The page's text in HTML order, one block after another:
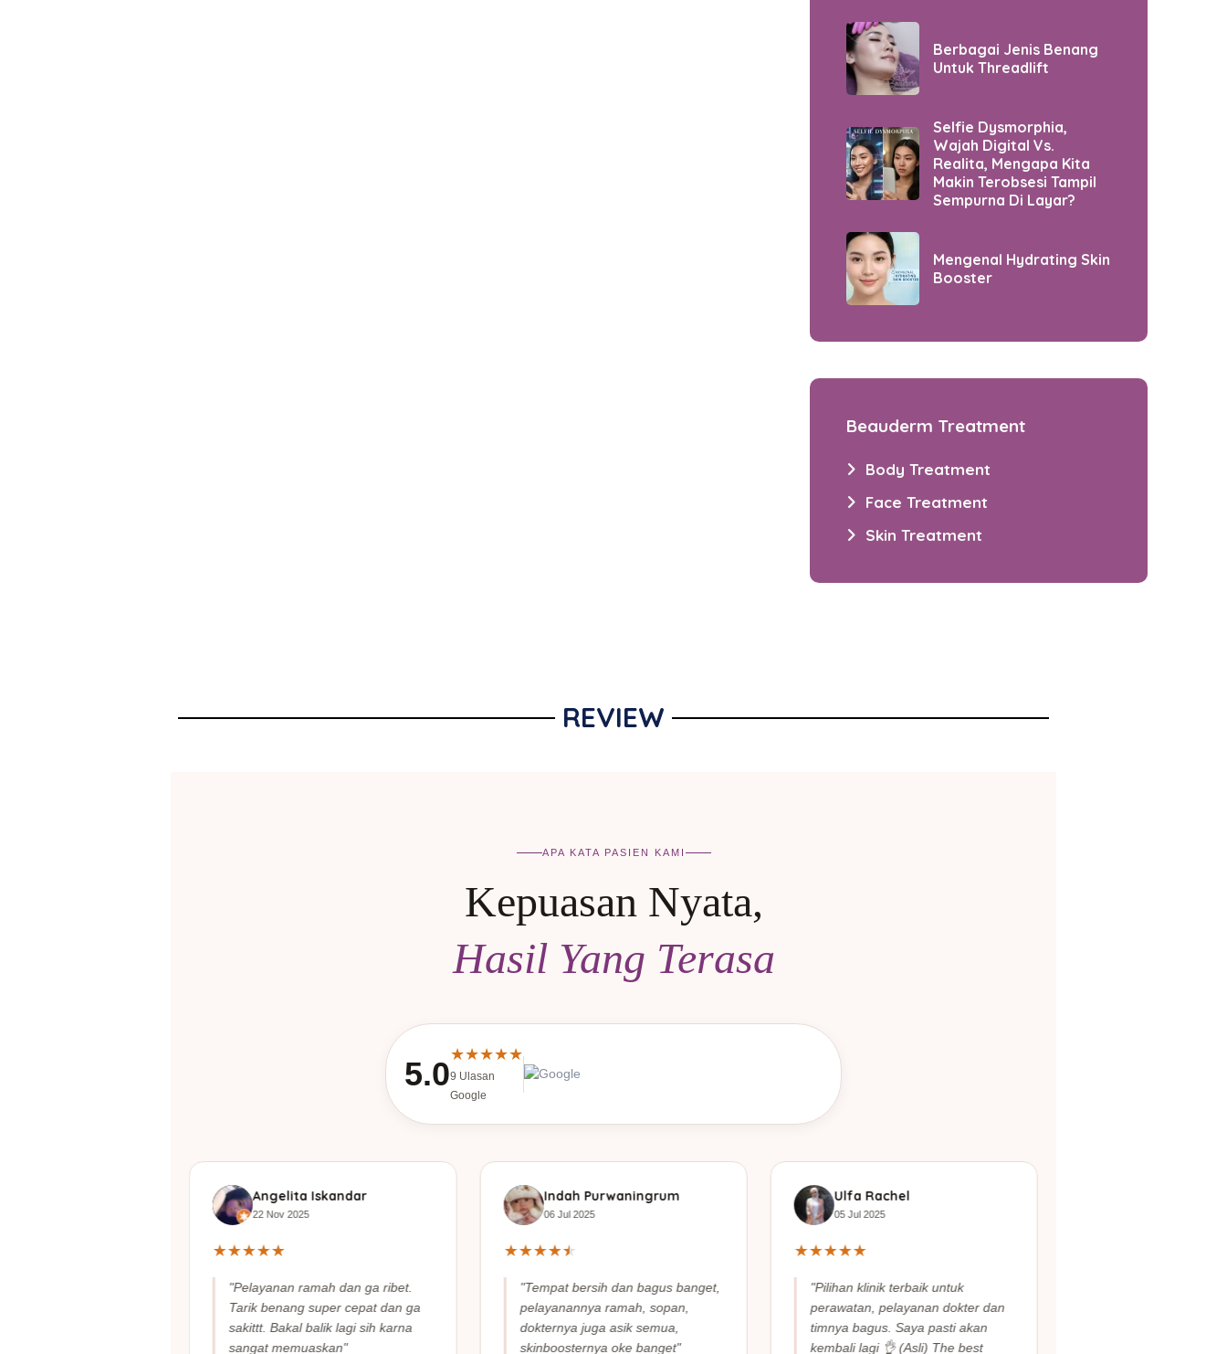
Berbagai Jenis Benang
Untuk Threadlift
Selfie Dysmorphia,
Wajah Digital Vs.
Realita, Mengapa Kita
Makin Terobsesi Tampil
Sempurna Di Layar?
Mengenal Hydrating Skin
Booster
Beauderm Treatment
Body Treatment
Face Treatment
Skin Treatment
REVIEW
APA KATA PASIEN KAMI
Kepuasan Nyata,
Hasil Yang Terasa
5.0
★★★★★
9 Ulasan
Google
Angelita Iskandar
22 Nov 2025
★★★★★
"Pelayanan ramah dan ga ribet.
Tarik benang super cepat dan ga
sakittt. Bakal balik lagi sih karna
sangat memuaskan"
Indah Purwaningrum
06 Jul 2025
★★★★★
"Tempat bersih dan bagus banget,
pelayanannya ramah, sopan,
dokternya juga asik semua,
skinboosternya oke banget"
Ulfa Rachel
05 Jul 2025
★★★★★
"Pilihan klinik terbaik untuk
perawatan, pelayanan dokter dan
timnya bagus. Saya pasti akan
kembali lagi 👌 (Asli) The best